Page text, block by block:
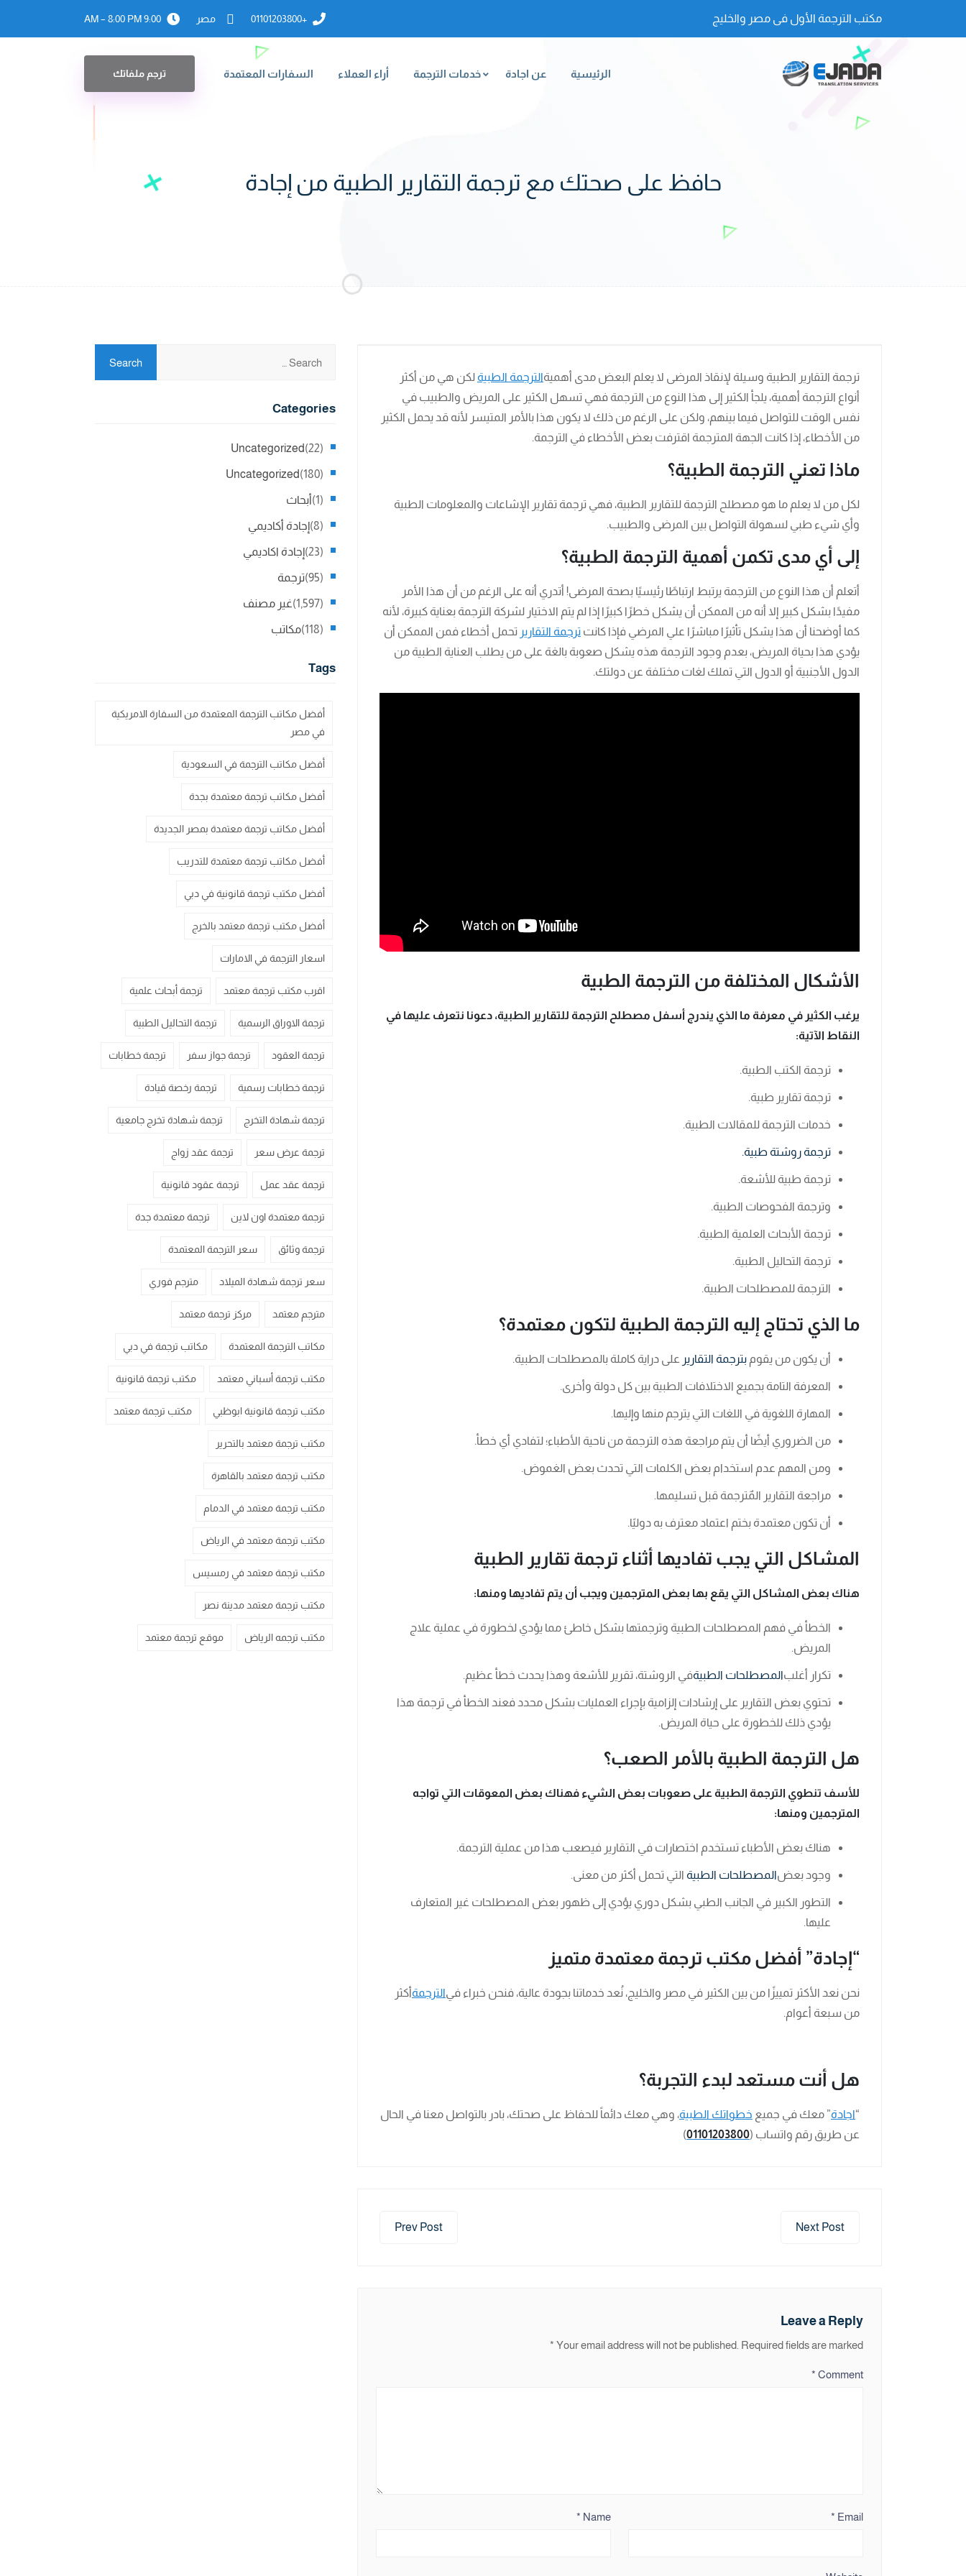
مكتب الترجمة الأول فى مصر والخليج +01101203800 مصر 9:00 AM – 8:00 PM
الرئيسية عن اجادة خدمات الترجمة أراء العملاء السفارات المعتمدة ترجم ملفاتك
حافظ على صحتك مع ترجمة التقارير الطبية من إجادة
ترجمة التقارير الطبية وسيلة لإنقاذ المرضى لا يعلم البعض مدى أهميةالترجمة الطبية لكن هي من أكثر
أنواع الترجمة أهمية، يلجأ الكثير إلى هذا النوع من الترجمة فهي تسهل الكثير على المريض والطبيب في
نفس الوقت للتواصل فيما بينهم، ولكن على الرغم من ذلك لا يكون هذا بالأمر المتيسر لأنه قد يحمل الكثير
من الأخطاء، إذا كانت الجهة المترجمة اقترفت بعض الأخطاء في الترجمة.
ماذا تعني الترجمة الطبية؟
لكل من لا يعلم ما هو مصطلح الترجمة للتقارير الطبية، فهي ترجمة تقارير الإشاعات والمعلومات الطبية
وأي شيء طبي لسهولة التواصل بين المرضى والطبيب.
إلى أي مدى تكمن أهمية الترجمة الطبية؟
أتعلم أن هذا النوع من الترجمة يرتبط ارتباطًا رئيسيًا بصحة المرضى! أتدري أنه على الرغم من أن هذا الأمر
مفيدًا بشكل كبير إلا أنه من الممكن أن يشكل خطرًا كبيرًا إذا لم يتم الاختيار لشركة الترجمة بعناية كبيرة، لأنه
كما أوضحنا أن هذا يشكل تأثيرًا مباشرًا علي المرضي فإذا كانت ترجمة التقارير تحمل أخطاء فمن الممكن أن
يؤدي هذا بحياة المريض، بعدم وجود الترجمة هذه يشكل صعوبة بالغة على من يطلب العناية الطبية من
الدول الأجنبية أو الدول التي تملك لغات مختلفة عن دولتك.
الأشكال المختلفة من الترجمة الطبية
يرغب الكثير في معرفة ما الذي يندرج أسفل مصطلح الترجمة للتقارير الطبية، دعونا نتعرف عليها في
النقاط الآتية:
ترجمة الكتب الطبية.
ترجمة تقارير طبية.
خدمات الترجمة للمقالات الطبية.
ترجمة روشتة طبية.
ترجمة طبية للأشعة.
وترجمة الفحوصات الطبية.
ترجمة الأبحاث العلمية الطبية.
ترجمة التحاليل الطبية.
الترجمة للمصطلحات الطبية.
ما الذي تحتاج إليه الترجمة الطبية لتكون معتمدة؟
أن يكون من يقوم بترجمة التقارير على دراية كاملة بالمصطلحات الطبية.
المعرفة التامة بجميع الاختلافات الطبية بين كل دولة وأخرى.
المهارة اللغوية في اللغات التي يترجم منها وإليها.
من الضروري أيضًا أن يتم مراجعة هذه الترجمة من ناحية الأطباء؛ لتفادي أي خطأ.
ومن المهم عدم استخدام بعض الكلمات التي تحدث بعض الغموض.
مراجعة التقارير المٌترجمة قبل تسليمها.
أن تكون معتمدة بختم اعتماد معترف به دوليًا.
المشاكل التي يجب تفاديها أثناء ترجمة تقارير الطبية
هناك بعض المشاكل التي يقع بها بعض المترجمين ويجب أن يتم تفاديها ومنها:
الخطأ في فهم المصطلحات الطبية وترجمتها بشكل خاطئ مما يؤدي لخطورة في عملية علاج
المريض.
تكرار أغلبالمصطلحات الطبيةفي الروشتة، تقرير للأشعة وهذا يحدث خطأ عظيم.
تحتوي بعض التقارير على إرشادات إلزامية بإجراء العمليات بشكل محدد فعند الخطأ في ترجمة هذا
يؤدي ذلك للخطورة على حياة المريض.
هل الترجمة الطبية بالأمر الصعب؟
للأسف تنطوي الترجمة الطبية على صعوبات بعض الشيء فهناك بعض المعوقات التي تواجه
المترجمين ومنها:
هناك بعض الأطباء تستخدم اختصارات في التقارير فيصعب هذا من عملية الترجمة.
وجود بعضالمصطلحات الطبية التي تحمل أكثر من معنى.
التطور الكبير في الجانب الطبي بشكل دوري يؤدي إلى ظهور بعض المصطلحات غير المتعارف
عليها.
“إجادة” أفضل مكتب ترجمة معتمدة متميز
نحن نعد الأكثر تمييزًا من بين الكثير في مصر والخليج، نُعد خدماتنا بجودة عالية، فنحن خبراء فيالترجمةأكثر
من سبعة أعوام.
هل أنت مستعد لبدء التجربة؟
“اجادة” معك في جميع خطواتك الطبية، وهي معك دائماً للحفاظ على صحتك، بادر بالتواصل معنا في الحال
عن طريق رقم واتساب (01101203800
)
Prev Post Next Post
Leave a Reply
Your email address will not be published. Required fields are marked
*
Comment
*
Name
* Email
*
Categories
Uncategorized (22)
Uncategorized (180)
أبحاث (1)
إجادة أكاديمي (8)
إجادة اكاديمي (23)
ترجمة (95)
غير مصنف (1,597)
مكاتب (118)
Tags
أفضل مكاتب الترجمة المعتمدة من السفارة الامريكية
في مصر
أفضل مكاتب الترجمة في السعودية
أفضل مكاتب ترجمة معتمدة بجدة
أفضل مكاتب ترجمة معتمدة بمصر الجديدة
أفضل مكاتب ترجمة معتمدة للتدريب
أفضل مكتب ترجمة قانونية في دبي
أفضل مكتب ترجمة معتمد بالخرج
اسعار الترجمة في الامارات
اقرب مكتب ترجمة معتمد ترجمة أبحاث علمية
ترجمة الاوراق الرسمية ترجمة التحاليل الطبية
ترجمة العقود ترجمة جواز سفر ترجمة خطابات
ترجمة خطابات رسمية ترجمة رخصة قيادة
ترجمة شهادة التخرج ترجمة شهادة تخرج جامعية
ترجمة عرض سعر ترجمة عقد زواج
ترجمة عقد عمل ترجمة عقود قانونية
ترجمة معتمدة اون لاين ترجمة معتمدة جدة
ترجمة وثائق سعر الترجمة المعتمدة
سعر ترجمة شهادة الميلاد مترجم فوري
مترجم معتمد مركز ترجمة معتمد
مكاتب الترجمة المعتمدة مكاتب ترجمة في دبي
مكتب ترجمة أسباني معتمد مكتب ترجمة قانونية
مكتب ترجمة قانونية ابوظبي مكتب ترجمة معتمد
مكتب ترجمة معتمد بالتحرير
مكتب ترجمة معتمد بالقاهرة
مكتب ترجمة معتمد في الدمام
مكتب ترجمة معتمد في الرياض
مكتب ترجمة معتمد في رمسيس
مكتب ترجمة معتمد مدينة نصر
مكتب ترجمه الرياض موقع ترجمة معتمد